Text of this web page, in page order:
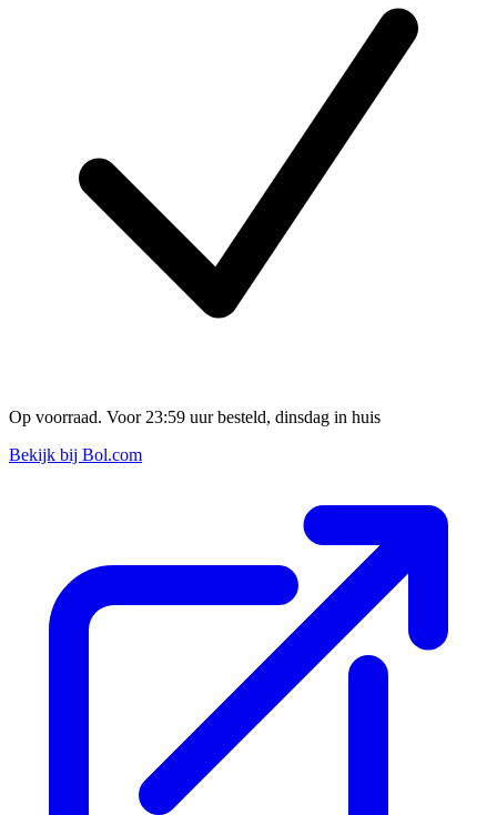
Op voorraad. Voor 23:59 uur besteld, dinsdag in huis
Bekijk bij Bol.com